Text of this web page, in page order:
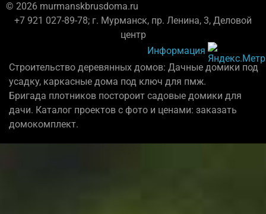
© 2026 murmanskbrusdoma.ru
+7 921 027-89-78; г. Мурманск, пр. Ленина, 3, Деловой
центр
Информация
Строительство деревянных домов: Дачные домики под
усадку, каркасные дома под ключ для пмж.
Бригада плотников постороит садовые домики для
дачи. Каталог проектов с фото и ценами: заказать
домокомплект.